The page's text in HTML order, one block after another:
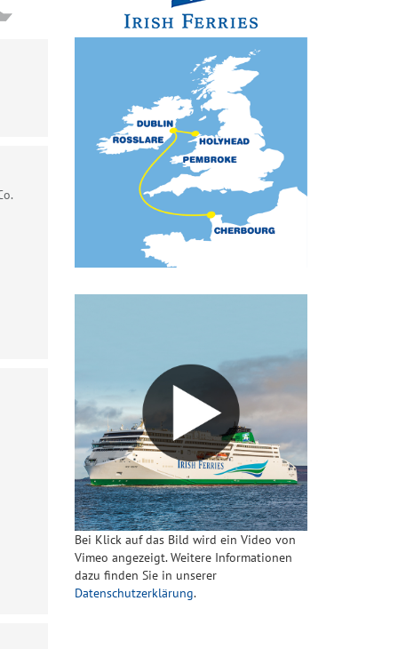
Bei Klick auf das Bild wird ein Video von
Vimeo angezeigt. Weitere Informationen
dazu finden Sie in unserer
Datenschutzerklärung.